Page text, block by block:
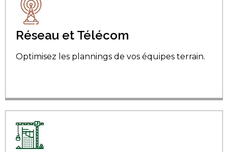
Réseau et Télécom
Optimisez les plannings de vos équipes terrain.